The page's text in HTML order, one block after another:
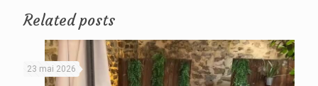
Related posts
23 mai 2026